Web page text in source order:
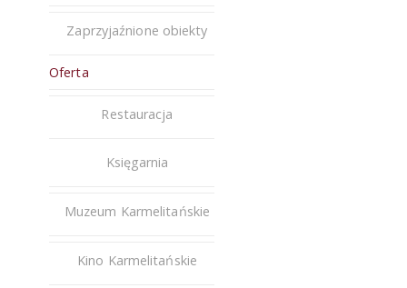
Zaprzyjaźnione obiekty
Oferta
Restauracja
Księgarnia
Muzeum Karmelitańskie
Kino Karmelitańskie